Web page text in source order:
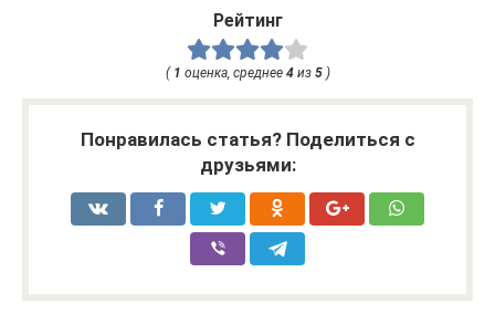
Рейтинг
( 1 оценка, среднее 4из 5)
Понравилась статья? Поделиться с
друзьями: